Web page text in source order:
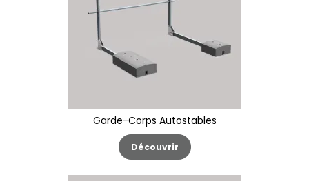
Garde-Corps Autostables
Découvrir